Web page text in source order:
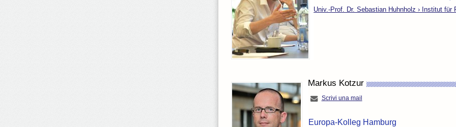
Univ.-Prof. Dr. Sebastian Huhnholz › Institut
Markus Kotzur
Scrivi una mail
Europa-Kolleg Hamburg